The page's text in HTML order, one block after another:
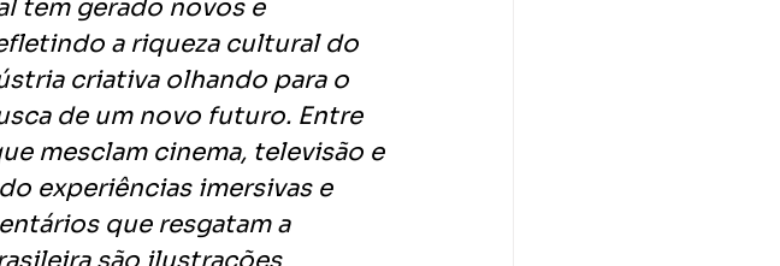
tem gerado novos e
a riqueza cultural do
criativa olhando para o
de um novo futuro. Entre
mesclam cinema, televisão e
experiências imersivas e
que resgatam a